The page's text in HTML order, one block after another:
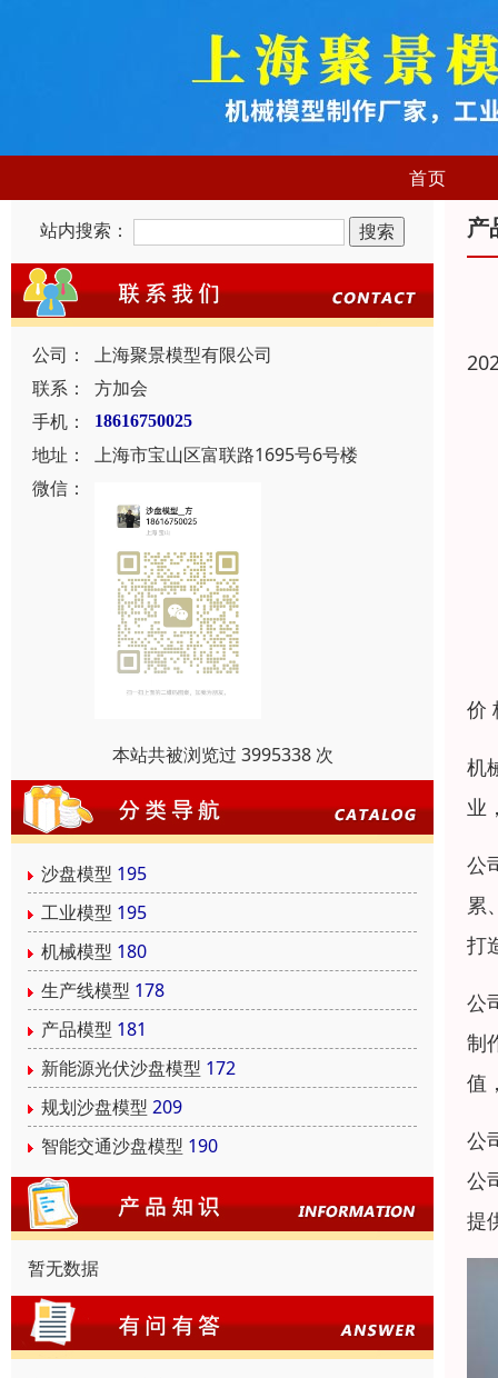
首页
站内搜索：
公司：
上海聚景模型有限公司
联系：
方加会
手机：
18616750025
地址：
上海市宝山区富联路1695号6号楼
微信：
本站共被浏览过 3995338 次
沙盘模型 195
工业模型 195
机械模型 180
生产线模型 178
产品模型 181
新能源光伏沙盘模型 172
规划沙盘模型 209
智能交通沙盘模型 190
暂无数据
产
价
机
业
公
累
打
公
制
值
公
公
提